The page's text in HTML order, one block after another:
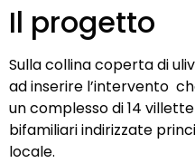
Il progetto
Sulla collina coperta di
ad inserire l’intervento
un complesso di 14
bifamiliari indirizzate
locale.